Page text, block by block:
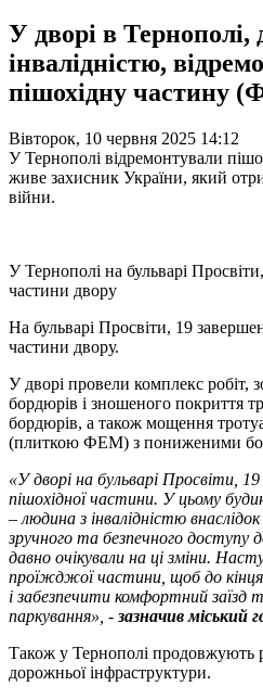
У дворі в Тернополі,
інвалідністю,
пішохідну частину
Вівторок, 10 червня 2025 14:12
У Тернополі відремонтували
живе захисник України, який
війни.
У Тернополі на бульварі
частини двору
На бульварі Просвіти, 19
частини двору.
У дворі провели комплекс робіт,
бордюрів і зношеного покриття
бордюрів, а також мощення
(плиткою ФЕМ) з пониженими
«У дворі на бульварі Просвіти,
пішохідної частини. У цьому
– людина з інвалідністю
зручного та безпечного
давно очікували на ці зміни.
проїжджої частини, щоб до
і забезпечити комфортний заїзд
паркування», - зазначив міський
Також у Тернополі продовжують
дорожньої інфраструктури.